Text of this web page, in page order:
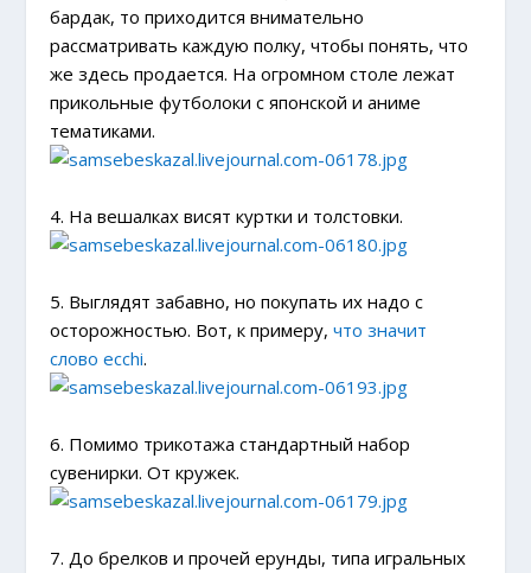
бардак, то приходится внимательно
рассматривать каждую полку, чтобы понять, что
же здесь продается. На огромном столе лежат
прикольные футболоки с японской и аниме
тематиками.
4. На вешалках висят куртки и толстовки.
5. Выглядят забавно, но покупать их надо с
осторожностью. Вот, к примеру,что значит
слово ecchi.
6. Помимо трикотажа стандартный набор
сувенирки. От кружек.
7. До брелков и прочей ерунды, типа игральных